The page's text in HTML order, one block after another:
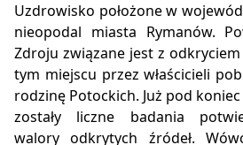
Uzdrowisko położone w
nieopodal miasta Rymanów.
Zdroju związane jest z
tym miejscu przez właścicieli
rodzinę Potockich. Już pod
zostały liczne badania
walory odkrytych źródeł.